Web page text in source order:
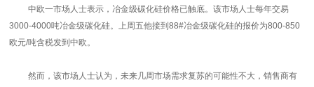
中欧一市场人士表示，冶金级碳化硅价格已触底。该市场人士每年交易
3000-4000吨冶金级碳化硅。上周五他接到88#冶金级碳化硅的报价为800-850
欧元/吨含税发到中欧。
然而，该市场人士认为，未来几周市场需求复苏的可能性不大，销售商有